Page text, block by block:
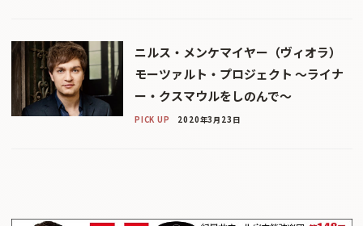
ニルス・メンケマイヤー（ヴィオラ）
モーツァルト・プロジェクト 〜ライナ
ー・クスマウルをしのんで〜
PICK UP 2020年3月23日